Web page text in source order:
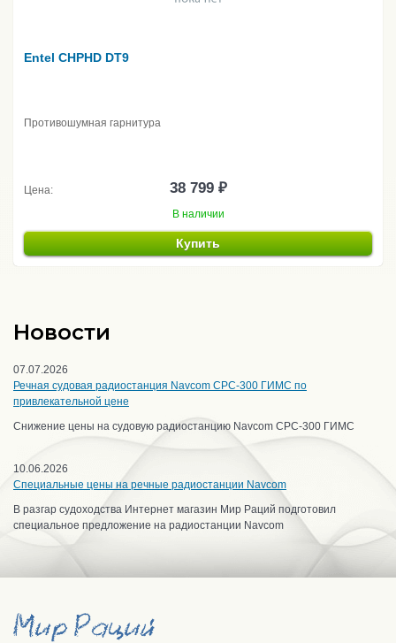
Entel CHPHD DT9
Противошумная гарнитура
Цена: 38 799 ₽
В наличии
Купить
Новости
07.07.2026
Речная судовая радиостанция Navcom CPC-300 ГИМС по
привлекательной цене
Снижение цены на судовую радиостанцию Navcom CPC-300 ГИМС
10.06.2026
Специальные цены на речные радиостанции Navcom
В разгар судоходства Интернет магазин Мир Раций подготовил
специальное предложение на радиостанции Navcom